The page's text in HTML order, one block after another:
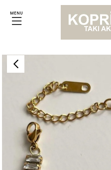
MENU
Bileklikler Çelik Baget